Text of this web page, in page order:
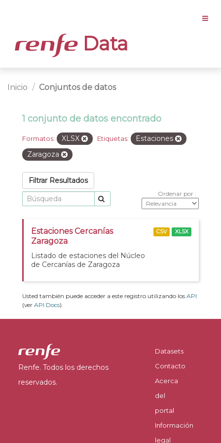
Data
Inicio Conjuntos de datos
1 conjunto de datos encontrado
Formatos: XLSX Etiquetas:
Estaciones
Zaragoza
Filtrar Resultados
Ordenar por
Estaciones Cercanías
Zaragoza
Listado de estaciones del Núcleo
de Cercanías de Zaragoza
CSV XLSX
Usted también puede acceder a este registro utilizando los API
(ver API Docs).
Renfe. Todos los derechos
reservados.
Datasets
Contacto
Acerca
del
portal
Información
legal